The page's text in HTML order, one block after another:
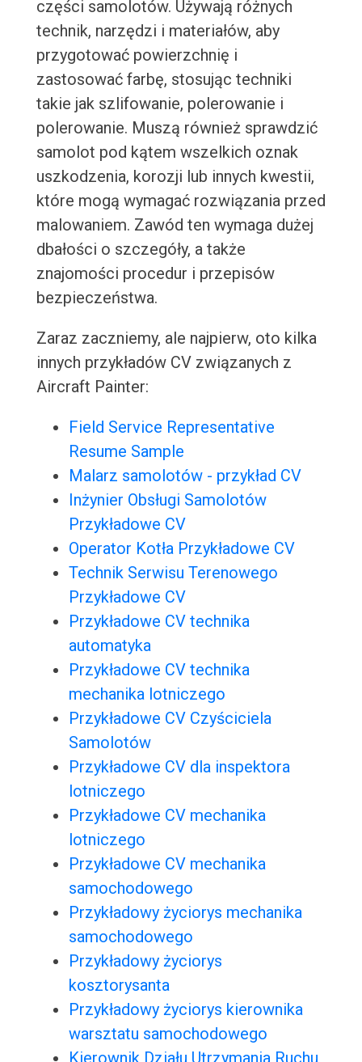
części samolotów. Używają różnych
technik, narzędzi i materiałów, aby
przygotować powierzchnię i
zastosować farbę, stosując techniki
takie jak szlifowanie, polerowanie i
polerowanie. Muszą również sprawdzić
samolot pod kątem wszelkich oznak
uszkodzenia, korozji lub innych kwestii,
które mogą wymagać rozwiązania przed
malowaniem. Zawód ten wymaga dużej
dbałości o szczegóły, a także
znajomości procedur i przepisów
bezpieczeństwa.
Zaraz zaczniemy, ale najpierw, oto kilka
innych przykładów CV związanych z
Aircraft Painter:
Field Service Representative
Resume Sample
Malarz samolotów - przykład CV
Inżynier Obsługi Samolotów
Przykładowe CV
Operator Kotła Przykładowe CV
Technik Serwisu Terenowego
Przykładowe CV
Przykładowe CV technika
automatyka
Przykładowe CV technika
mechanika lotniczego
Przykładowe CV Czyściciela
Samolotów
Przykładowe CV dla inspektora
lotniczego
Przykładowe CV mechanika
lotniczego
Przykładowe CV mechanika
samochodowego
Przykładowy życiorys mechanika
samochodowego
Przykładowy życiorys
kosztorysanta
Przykładowy życiorys kierownika
warsztatu samochodowego
Kierownik Działu Utrzymania Ruchu